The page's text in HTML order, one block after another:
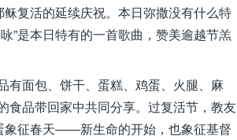
复活的延续庆祝。本日弥撒没有什么特
”是本日特有的一首歌曲，赞美逾越节羔
有面包、饼干、蛋糕、鸡蛋、火腿、麻
食品带回家中共同分享。过复活节，教友
象征春天——新生命的开始，也象征基督